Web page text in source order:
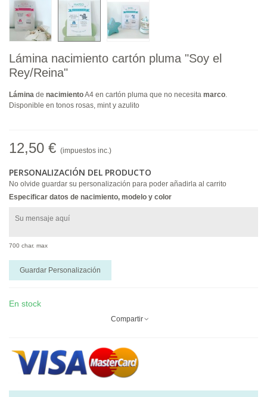
Lámina nacimiento cartón pluma "Soy el
Rey/Reina"
Lámina de nacimientoA4 en cartón pluma que no necesita marco.
Disponible en tonos rosas, mint y azulito
12,50 € (impuestos inc.)
PERSONALIZACIÓN DEL PRODUCTO
No olvide guardar su personalización para poder añadirla al carrito
Especificar datos de nacimiento, modelo y color
700 char. max
Guardar Personalización
En stock
Compartir